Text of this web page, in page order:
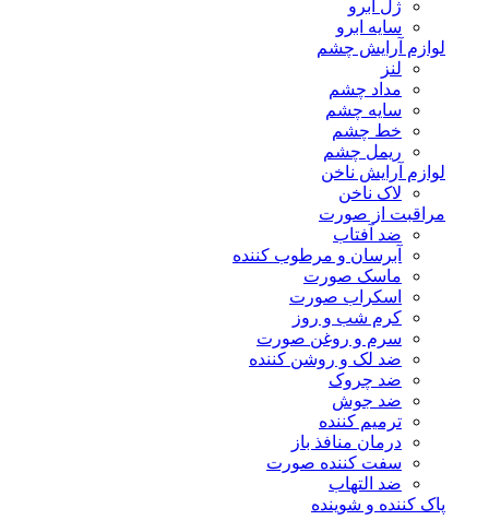
ژل ابرو
سایه ابرو
لوازم آرایش چشم
لنز
مداد چشم
سایه چشم
خط چشم
ریمل چشم
لوازم آرایش ناخن
لاک ناخن
مراقبت از صورت
ضد آفتاب
آبرسان و مرطوب کننده
ماسک صورت
اسکراب صورت
کرم شب و روز
سرم و روغن صورت
ضد لک و روشن کننده
ضد چروک
ضد جوش
ترمیم کننده
درمان منافذ باز
سفت کننده صورت
ضد التهاب
پاک کننده و شوینده